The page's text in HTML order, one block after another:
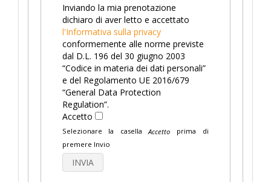
Inviando la mia prenotazione
dichiaro di aver letto e accettato
l'Informativa sulla privacy
conformemente alle norme previste
dal D.L. 196 del 30 giugno 2003
“Codice in materia dei dati personali”
e del Regolamento UE 2016/679
“General Data Protection
Regulation”.
Accetto
Selezionare la casella Accetto prima di
premere Invio